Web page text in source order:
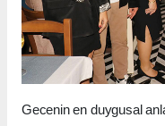
Gecenin en duygusal